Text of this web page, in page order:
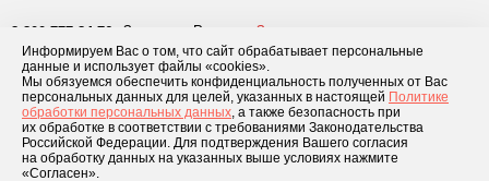
Информируем Вас о том, что сайт обрабатывает персональные
данные и использует файлы «cookies».
Мы обязуемся обеспечить конфиденциальность полученных от Вас
персональных данных для целей, указанных в настоящей Политике
обработки персональных данных, а также безопасность при
их обработке в соответствии с требованиями Законодательства
Российской Федерации. Для подтверждения Вашего согласия
на обработку данных на указанных выше условиях нажмите
«Согласен».
8-800-777-84-76 Звонки по России
Заказать звонок
8 495 181-69-06
Москва
Каталог товаров О компании Доставка и оплата Блог
Условия рассрочки
Контакты